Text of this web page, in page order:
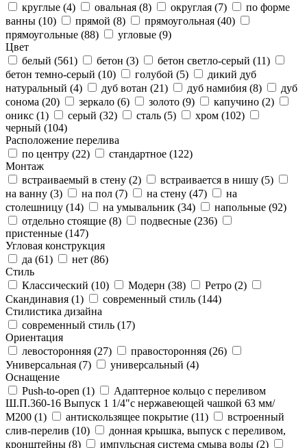
круглые (4) овальная (8) округлая (7)
по форме
ванны (10) прямой (8) прямоугольная (40)
прямоугольные (88) угловые (9)
Цвет
белый (561) бетон (3) бетон светло-серый (11)
бетон темно-серый (10) голубой (5)
дикий дуб
натуральный (4) дуб вотан (21) дуб намибия (8)
дуб
сонома (20) зеркало (6) золото (9) капучино (2)
оникс (1) серый (32) сталь (5) хром (102)
черный (104)
Расположение перелива
по центру (22) стандартное (122)
Монтаж
встраиваемый в стену (2) встраивается в нишу (5)
на ванну (3) на пол (7) на стену (47)
на
столешницу (14) на умывальник (34) напольные (92)
отдельно стоящие (8) подвесные (236)
пристенные (147)
Угловая конструкция
да (61) нет (86)
Стиль
Классический (10) Модерн (38) Ретро (2)
Скандинавия (1) современный стиль (144)
Стилистика дизайна
современный стиль (17)
Ориентация
левосторонняя (27) правосторонняя (26)
Универсальная (7) универсальный (4)
Оснащение
Push-to-open (1)
Адаптерное кольцо с переливом
Ш.П.360-16 Выпуск 1 1/4"с нержавеющей чашкой 63 мм/
М200 (1) антискользящее покрытие (11)
встроенный
слив-перелив (10)
донная крышка, выпуск с переливом,
кронштейны (8) импульсная система смыва воды (2)